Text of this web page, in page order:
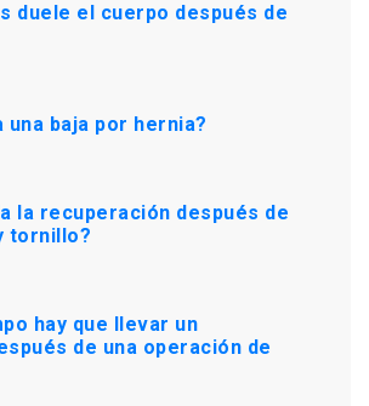
duele el cuerpo después de
una baja por hernia?
la recuperación después de
tornillo?
hay que llevar un
de una operación de